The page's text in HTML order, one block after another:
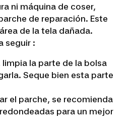
ni máquina de coser,
de reparación. Este
de la tela dañada.
seguir :
la parte de la bolsa
Seque bien esta parte
el parche, se recomienda
para un mejor